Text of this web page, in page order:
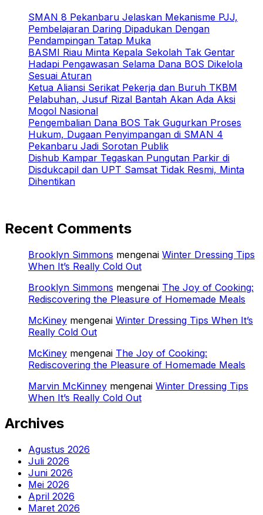
SMAN 8 Pekanbaru Jelaskan Mekanisme PJJ,
Pembelajaran Daring Dipadukan Dengan
Pendampingan Tatap Muka
BASMI Riau Minta Kepala Sekolah Tak Gentar
Hadapi Pengawasan Selama Dana BOS Dikelola
Sesuai Aturan
Ketua Aliansi Serikat Pekerja dan Buruh TKBM
Pelabuhan, Jusuf Rizal Bantah Akan Ada Aksi
Mogol Nasional
Pengembalian Dana BOS Tak Gugurkan Proses
Hukum, Dugaan Penyimpangan di SMAN 4
Pekanbaru Jadi Sorotan Publik
Dishub Kampar Tegaskan Pungutan Parkir di
Disdukcapil dan UPT Samsat Tidak Resmi, Minta
Dihentikan
Recent Comments
Brooklyn Simmons mengenai Winter Dressing Tips
When It’s Really Cold Out
Brooklyn Simmons mengenai The Joy of Cooking:
Rediscovering the Pleasure of Homemade Meals
McKiney mengenai Winter Dressing Tips When It’s
Really Cold Out
McKiney mengenai The Joy of Cooking:
Rediscovering the Pleasure of Homemade Meals
Marvin McKinney mengenai Winter Dressing Tips
When It’s Really Cold Out
Archives
Agustus 2026
Juli 2026
Juni 2026
Mei 2026
April 2026
Maret 2026